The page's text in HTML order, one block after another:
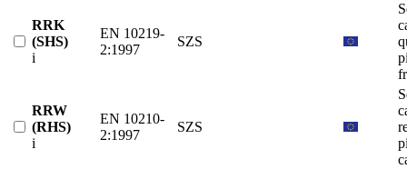
RRK
(SHS)
i
EN 10219-
2:1997
SZS
RRW
(RHS)
i
EN 10210-
2:1997
SZS